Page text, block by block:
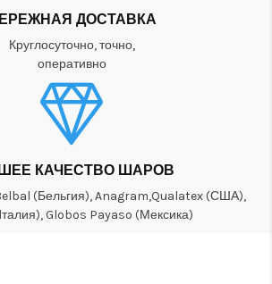
ДОСТАВКА
Круглосуточно, точно,
оперативно
КАЧЕСТВО ШАРОВ
(Бельгия), Anagram,Qualatex (США),
Globos Payaso (Мексика)